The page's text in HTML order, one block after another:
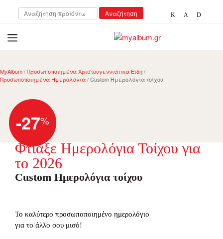
Αναζήτηση
για:
Αναζήτηση
open
MyAlbum/Προσωποποιημένα Χριστουγεννιάτικα Είδη/
Προσωποποιημένα Ημερολόγια/ Custom Ημερολόγια τοίχου
-27%
Φτιάξε Ημερολόγια Τοίχου για
το 2026
Custom Ημερολόγια τοίχου
Το καλύτερο προσωποποιημένο ημερολόγιο
για το άλλο σου μισό!